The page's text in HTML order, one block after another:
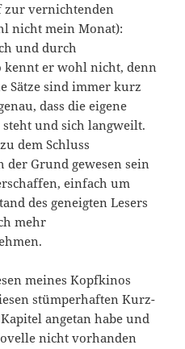
zur vernichtenden
nicht mein Monat):
und durch
er wohl nicht, denn
Sätze sind immer kurz
dass die eigene
und sich langweilt.
dem Schluss
der Grund gewesen sein
einfach um
des geneigten Lesers
mehr
meines Kopfkinos
stümperhaften Kurz-
angetan habe und
nicht vorhanden